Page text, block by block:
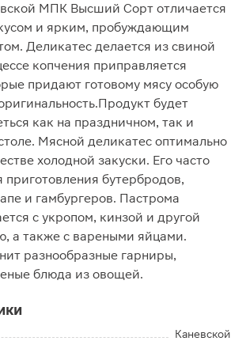
МПК Высший Сорт отличается
и ярким, пробуждающим
Деликатес делается из свиной
копчения приправляется
придают готовому мясу особую
будет
как на праздничном, так и
Мясной деликатес оптимально
холодной закуски. Его часто
приготовления бутербродов,
и гамбургеров. Пастрома
с укропом, кинзой и другой
а также с вареными яйцами.
разнообразные гарниры,
блюда из овощей.
Каневской